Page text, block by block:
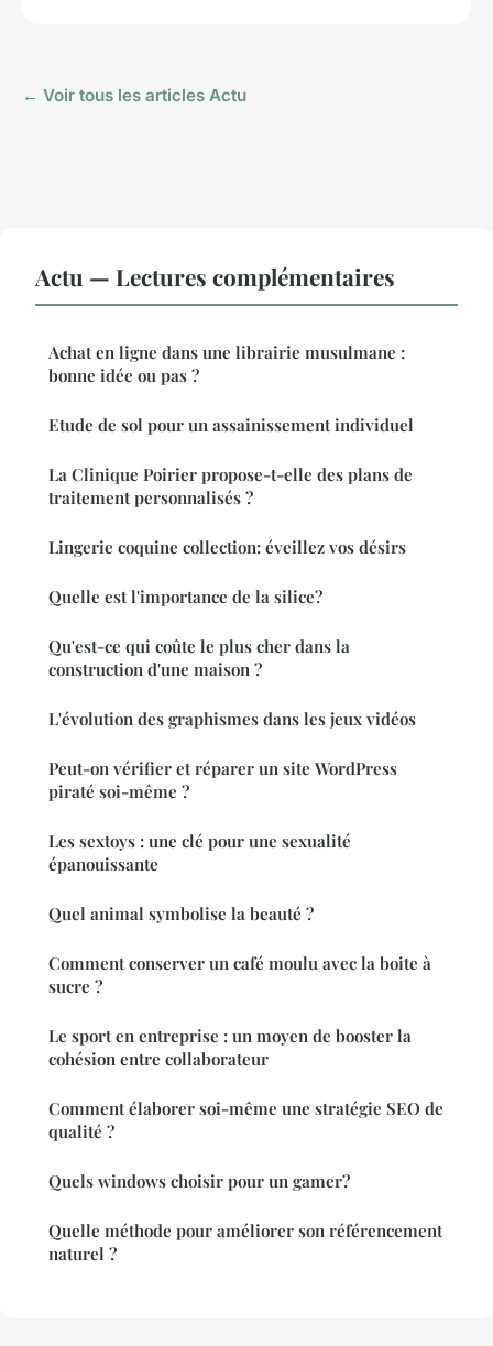
← Voir tous les articles Actu
Actu — Lectures complémentaires
Achat en ligne dans une librairie musulmane :
bonne idée ou pas ?
Etude de sol pour un assainissement individuel
La Clinique Poirier propose-t-elle des plans de
traitement personnalisés ?
Lingerie coquine collection: éveillez vos désirs
Quelle est l'importance de la silice?
Qu'est-ce qui coûte le plus cher dans la
construction d'une maison ?
L'évolution des graphismes dans les jeux vidéos
Peut-on vérifier et réparer un site WordPress
piraté soi-même ?
Les sextoys : une clé pour une sexualité
épanouissante
Quel animal symbolise la beauté ?
Comment conserver un café moulu avec la boite à
sucre ?
Le sport en entreprise : un moyen de booster la
cohésion entre collaborateur
Comment élaborer soi-même une stratégie SEO de
qualité ?
Quels windows choisir pour un gamer?
Quelle méthode pour améliorer son référencement
naturel ?